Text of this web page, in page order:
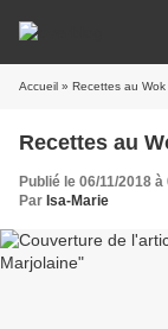
Accueil » Recettes au
Recettes au
Publié le 06/11/2018 à
Par Isa-Marie